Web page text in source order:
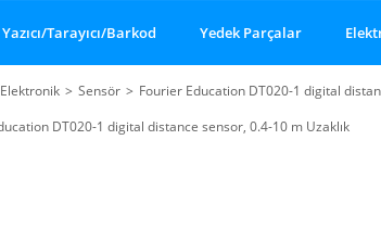
Yazıcı/Tarayıcı/Barkod Yedek Parçalar
Elektronik Sensör Fourier Education DT020-1 digital